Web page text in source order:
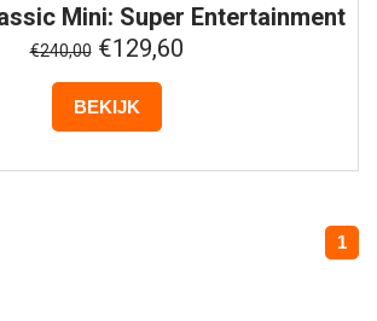
Mini: Super Entertainment
System
€240,00€129,60
BEKIJK
1